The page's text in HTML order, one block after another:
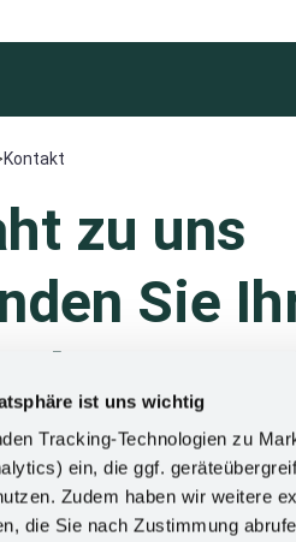
ist uns wichtig
Tracking-Technologien zu
ein, die ggf.
Zudem haben wir weitere
die Sie nach Zustimmung
Kontakt
zu uns
Sie
suchen einen zuverlässigen
Hier finden Sie alle
nutzen möchten – wir